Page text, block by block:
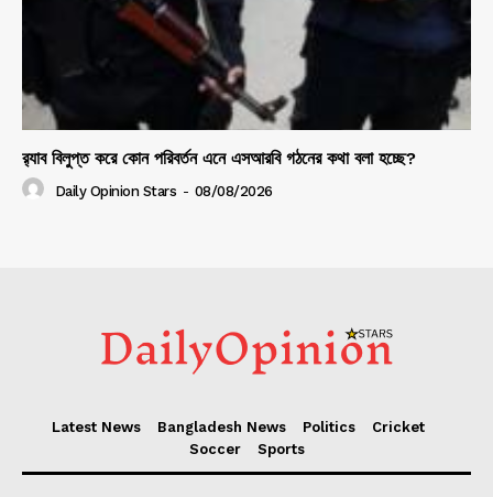
র‍্যাব বিলুপ্ত করে কোন পরিবর্তন এনে এসআরবি গঠনের কথা বলা হচ্ছে?
Daily Opinion Stars - 08/08/2026
Latest News Bangladesh News Politics
Cricket
Soccer
Sports